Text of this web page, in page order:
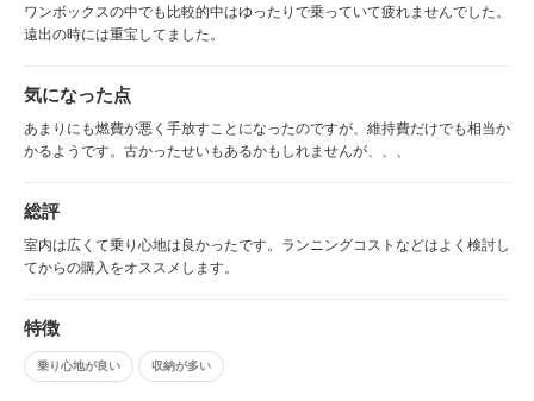
ワンボックスの中でも比較的中はゆったりで乗っていて疲れませんでした。
遠出の時には重宝してました。
気になった点
あまりにも燃費が悪く手放すことになったのですが、維持費だけでも相当か
かるようです。古かったせいもあるかもしれませんが、、、
総評
室内は広くて乗り心地は良かったです。ランニングコストなどはよく検討し
てからの購入をオススメします。
特徴
乗り心地が良い 収納が多い